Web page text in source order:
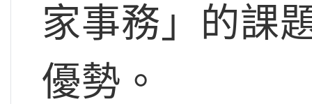
家事務」的課
優勢。